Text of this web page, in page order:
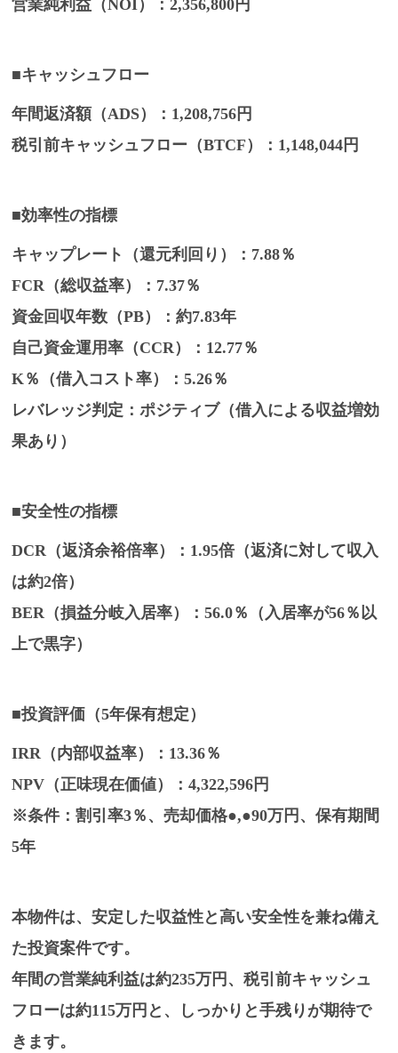
営業純利益（NOI） ：2,356,800円
■キャッシュフロー
年間返済額（ADS）
：1,208,756円
税引前キャッシュフロー（BTCF）
：1,148,044円
■効率性の指標
キャップレート（還元利回り）
：7.88％
FCR（総収益率）
：7.37％
資金回収年数（PB）
：約7.83年
自己資金運用率（CCR）
：12.77％
K％（借入コスト率）
：5.26％
レバレッジ判定 ：ポジティブ（借入による収益増効
果あり）
■安全性の指標
DCR（返済余裕倍率）
：1.95倍（返済に対して収入
は約2倍）
BER（損益分岐入居率）
：56.0％（入居率が56％以
上で黒字）
■投資評価（5年保有想定）
IRR（内部収益率）
：13.36％
NPV（正味現在価値）
：4,322,596円
※条件：割引率3％、売却価格●,●90万円、保有期間
5年
本物件は、安定した収益性と高い安全性を兼ね備え
た投資案件です。
年間の営業純利益は約235万円 、税引前キャッシュ
フローは約115万円 と、しっかりと手残りが期待で
きます。